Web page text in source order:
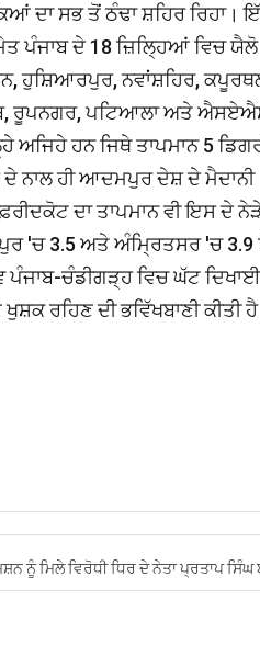
ਦਾ ਸਭ ਤੋਂ ਠੰਢਾ ਸ਼ਹਿਰ ਰਿਹਾ।
ਪੰਜਾਬ ਦੇ 18 ਜ਼ਿਲ੍ਹਿਆਂ ਵਿਚ ਯੈਲੋ
ਹੁਸ਼ਿਆਰਪੁਰ, ਨਵਾਂਸ਼ਹਿਰ,
ਰੂਪਨਗਰ, ਪਟਿਆਲਾ ਅਤੇ
ਅਜਿਹੇ ਹਨ ਜਿਥੇ ਤਾਪਮਾਨ 5
ਨਾਲ ਹੀ ਆਦਮਪੁਰ ਦੇਸ਼ ਦੇ ਮੈਦਾਨੀ
ਦਾ ਤਾਪਮਾਨ ਵੀ ਇਸ ਦੇ
'ਚ 3.5 ਅਤੇ ਅੰਮ੍ਰਿਤਸਰ 'ਚ 3.9
ਚੰਡੀਗੜ੍ਹ ਵਿਚ ਘੱਟ ਦਿਖਾਈ
ਰਹਿਣ ਦੀ ਭਵਿੱਖਬਾਣੀ ਕੀਤੀ
ਨੂੰ ਮਿਲੇ ਵਿਰੋਧੀ ਧਿਰ ਦੇ ਨੇਤਾ ਪ੍ਰਤਾਪ ਸਿੰਘ